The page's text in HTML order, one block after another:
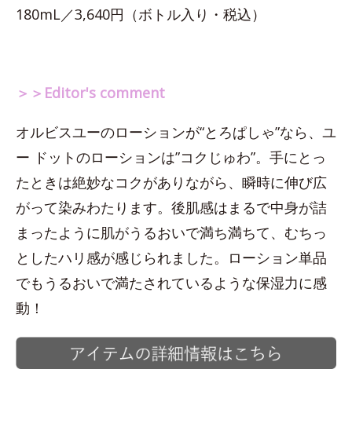
180mL／3,640円（ボトル入り・税込）
＞＞Editor's comment
オルビスユーのローションが“とろぱしゃ”なら、ユ
ー ドットのローションは”コクじゅわ”。手にとっ
たときは絶妙なコクがありながら、瞬時に伸び広
がって染みわたります。後肌感はまるで中身が詰
まったように肌がうるおいで満ち満ちて、むちっ
としたハリ感が感じられました。ローション単品
でもうるおいで満たされているような保湿力に感
動！